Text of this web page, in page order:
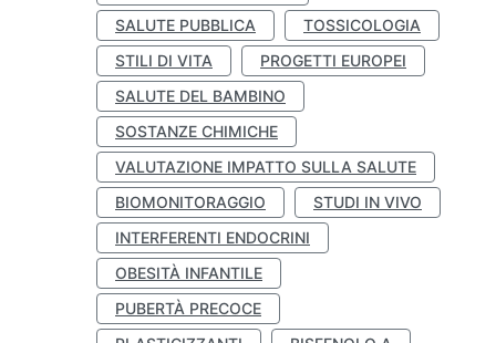
SALUTE PUBBLICA
TOSSICOLOGIA
STILI DI VITA
PROGETTI EUROPEI
SALUTE DEL BAMBINO
SOSTANZE CHIMICHE
VALUTAZIONE IMPATTO SULLA SALUTE
BIOMONITORAGGIO
STUDI IN VIVO
INTERFERENTI ENDOCRINI
OBESITÀ INFANTILE
PUBERTÀ PRECOCE